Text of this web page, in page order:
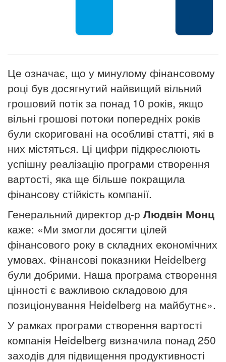
Це означає, що у минулому фінансовому
році був досягнутий найвищий вільний
грошовий потік за понад 10 років, якщо
вільні грошові потоки попередніх років
були скориговані на особливі статті, які в
них містяться. Ці цифри підкреслюють
успішну реалізацію програми створення
вартості, яка ще більше покращила
фінансову стійкість компанії.
Генеральний директор д-р Людвін Монц
каже: «Ми змогли досягти цілей
фінансового року в складних економічних
умовах. Фінансові показники Heidelberg
були добрими. Наша програма створення
цінності є важливою складовою для
позиціонування Heidelberg на майбутнє».
У рамках програми створення вартості
компанія Heidelberg визначила понад 250
заходів для підвищення продуктивності